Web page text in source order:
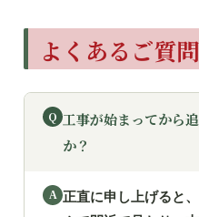
よくあるご質問
工事が始まってから
か？
正直に申し上げると